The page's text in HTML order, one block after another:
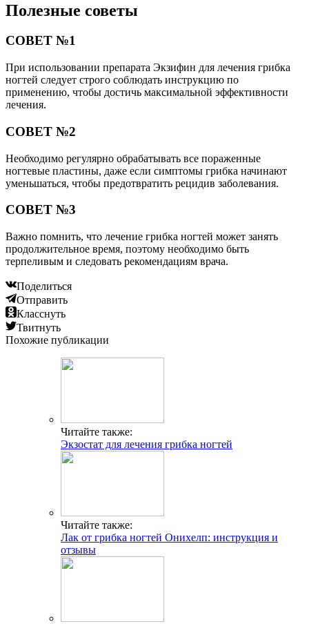
Полезные советы
СОВЕТ №1
При использовании препарата Экзифин для лечения грибка
ногтей следует строго соблюдать инструкцию по
применению, чтобы достичь максимальной эффективности
лечения.
СОВЕТ №2
Необходимо регулярно обрабатывать все пораженные
ногтевые пластины, даже если симптомы грибка начинают
уменьшаться, чтобы предотвратить рецидив заболевания.
СОВЕТ №3
Важно помнить, что лечение грибка ногтей может занять
продолжительное время, поэтому необходимо быть
терпеливым и следовать рекомендациям врача.
Поделиться
Отправить
Класснуть
Твитнуть
Похожие публикации
Читайте также:
Экзостат для лечения грибка ногтей
Читайте также:
Лак от грибка ногтей Онихелп: инструкция и
отзывы